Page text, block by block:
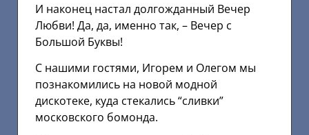
И наконец настал долгожданный Вечер
Любви! Да, да, именно так, – Вечер с
Большой Буквы!
С нашими гостями, Игорем и Олегом мы
познакомились на новой модной
дискотеке, куда стекались “сливки”
московского бомонда.